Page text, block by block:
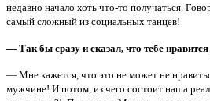
недавно начало хоть что-то получаться.
самый сложный из социальных танцев!
— Так бы сразу и сказал, что тебе
— Мне кажется, что это не может не
мужчине! И потом, из чего состоит наша